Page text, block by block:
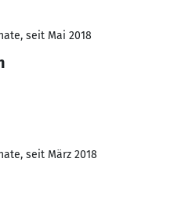
seit Mai 2018
seit März 2018